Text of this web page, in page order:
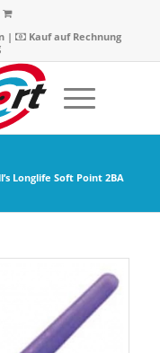
|
Kauf auf Rechnung
Longlife Soft Point 2BA